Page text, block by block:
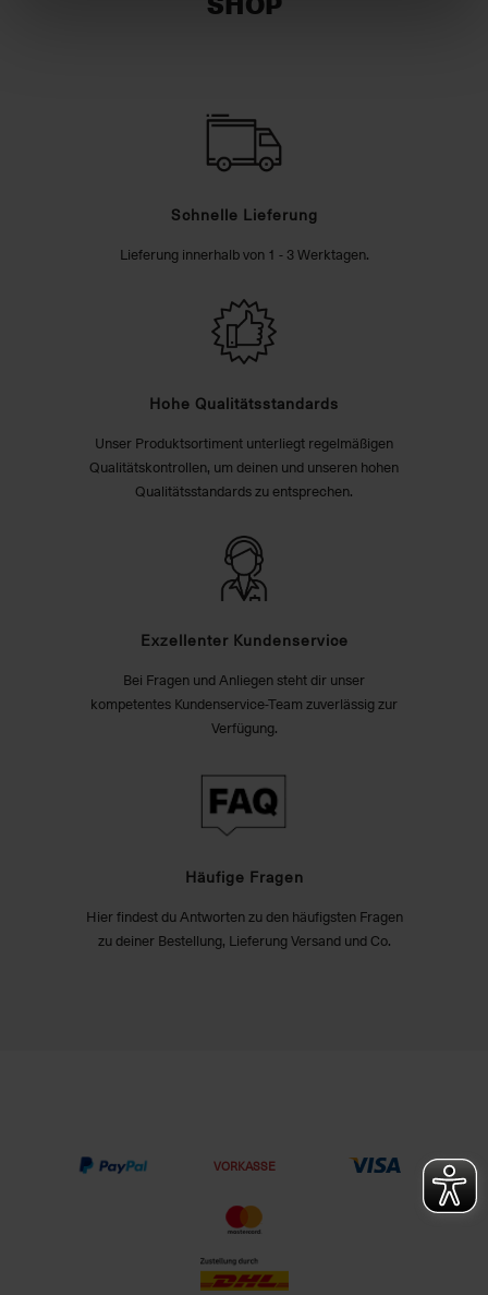
Schnelle Lieferung
Lieferung innerhalb von 1 - 3 Werktagen.
Hohe Qualitätsstandards
Unser Produktsortiment unterliegt regelmäßigen
Qualitätskontrollen, um deinen und unseren hohen
Qualitätsstandards zu entsprechen.
Exzellenter Kundenservice
Bei Fragen und Anliegen steht dir unser
kompetentes Kundenservice-Team zuverlässig zur
Verfügung.
Häufige Fragen
Hier findest du Antworten zu den häufigsten Fragen
zu deiner Bestellung, Lieferung Versand und Co.
VORKASSE